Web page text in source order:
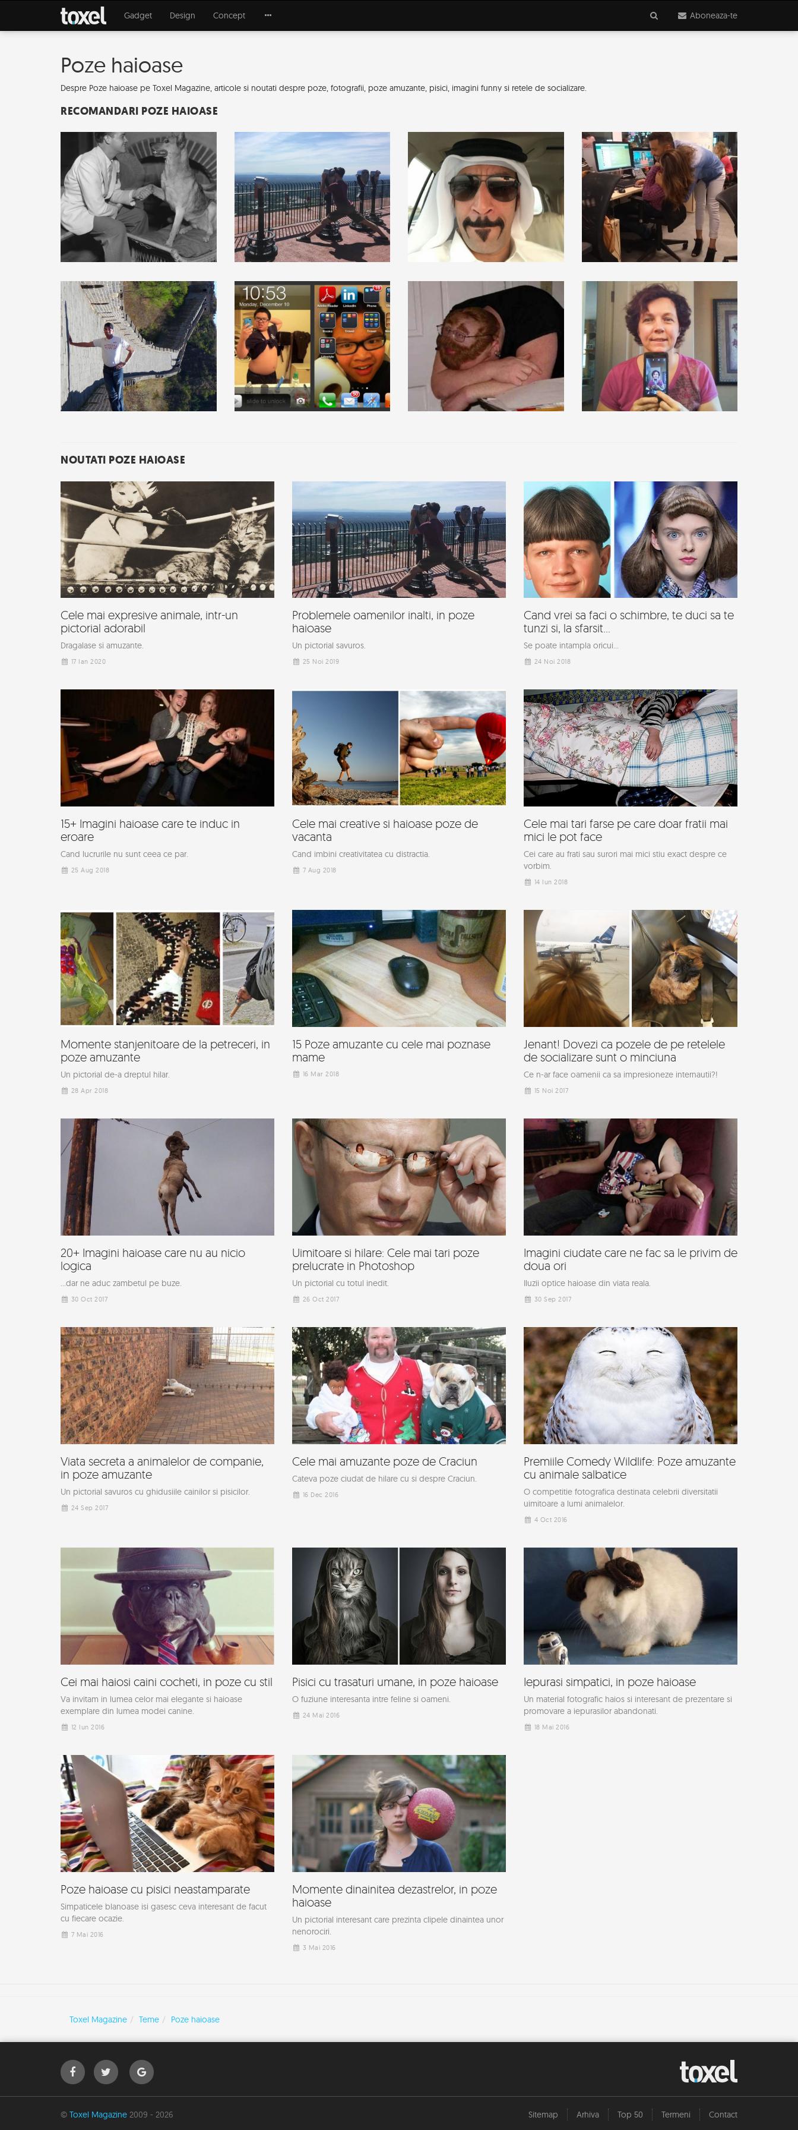
Aboneaza-te
Gadget Design Concept
Poze haioase
Despre Poze haioase pe Toxel Magazine, articole si noutati despre poze, fotografii, poze amuzante, pisici, imagini funny si retele de socializare.
RECOMANDARI POZE HAIOASE
NOUTATI POZE HAIOASE
Cele mai expresive animale, intr-un
pictorial adorabil
Dragalase si amuzante.
17 Ian 2020
Problemele oamenilor inalti, in poze
haioase
Un pictorial savuros.
25 Noi 2019
Cand vrei sa faci o schimbre, te duci sa te
tunzi si, la sfarsit...
Se poate intampla oricui...
24 Noi 2018
15+ Imagini haioase care te induc in
eroare
Cand lucrurile nu sunt ceea ce par.
25 Aug 2018
Cele mai creative si haioase poze de
vacanta
Cand imbini creativitatea cu distractia.
7 Aug 2018
Cele mai tari farse pe care doar fratii mai
mici le pot face
Cei care au frati sau surori mai mici stiu exact despre ce
vorbim.
14 Iun 2018
Momente stanjenitoare de la petreceri, in
poze amuzante
Un pictorial de-a dreptul hilar.
28 Apr 2018
15 Poze amuzante cu cele mai poznase
mame
16 Mar 2018
Jenant! Dovezi ca pozele de pe retelele
de socializare sunt o minciuna
Ce n-ar face oamenii ca sa impresioneze internautii?!
15 Noi 2017
20+ Imagini haioase care nu au nicio
logica
...dar ne aduc zambetul pe buze.
30 Oct 2017
Uimitoare si hilare: Cele mai tari poze
prelucrate in Photoshop
Un pictorial cu totul inedit.
26 Oct 2017
Imagini ciudate care ne fac sa le privim de
doua ori
Iluzii optice haioase din viata reala.
30 Sep 2017
Viata secreta a animalelor de companie,
in poze amuzante
Un pictorial savuros cu ghidusiile cainilor si pisicilor.
24 Sep 2017
Cele mai amuzante poze de Craciun
Cateva poze ciudat de hilare cu si despre Craciun.
16 Dec 2016
Premiile Comedy Wildlife: Poze amuzante
cu animale salbatice
O competitie fotografica destinata celebrii diversitatii
uimitoare a lumi animalelor.
4 Oct 2016
Cei mai haiosi caini cocheti, in poze cu stil
Va invitam in lumea celor mai elegante si haioase
exemplare din lumea modei canine.
12 Iun 2016
Pisici cu trasaturi umane, in poze haioase
O fuziune interesanta intre feline si oameni.
24 Mai 2016
Iepurasi simpatici, in poze haioase
Un material fotografic haios si interesant de prezentare si
promovare a iepurasilor abandonati.
18 Mai 2016
Poze haioase cu pisici neastamparate
Simpaticele blanoase isi gasesc ceva interesant de facut
cu fiecare ocazie.
7 Mai 2016
Momente dinainitea dezastrelor, in poze
haioase
Un pictorial interesant care prezinta clipele dinaintea unor
nenorociri.
3 Mai 2016
Toxel Magazine Teme Poze haioase
© Toxel Magazine 2009 - 2026 Sitemap Arhiva Top 50 Termeni Contact